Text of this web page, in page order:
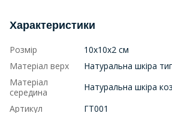
Характеристики
Розмір
10х10х2 см
Матеріал верх
Натуральна шкіра
Матеріал
середина
Натуральна шкіра
Артикул
ГТ001